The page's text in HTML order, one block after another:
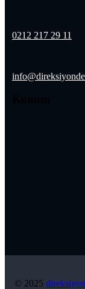
0212 217 29 11
© 2025